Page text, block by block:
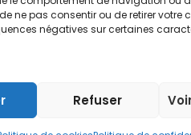
ne pas consentir ou de retirer votre
négatives sur certaines
Refuser
Website by:Real